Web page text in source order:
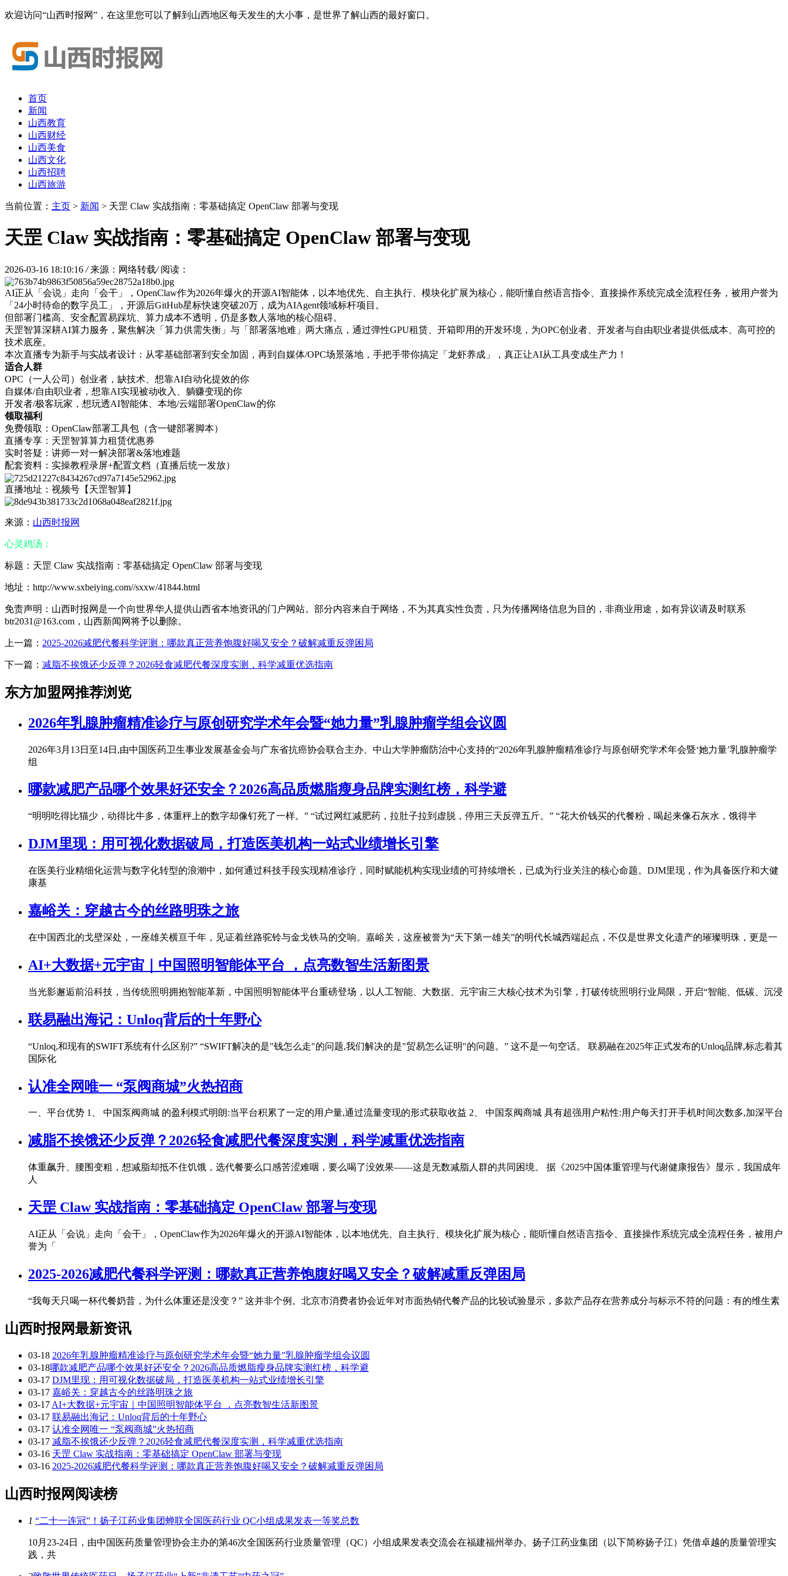
欢迎访问“山西时报网”，在这里您可以了解到山西地区每天发生的大小事，是世界了解山西的最好窗口。
首页
新闻
山西教育
山西财经
山西美食
山西文化
山西招聘
山西旅游
当前位置： 主页 > 新闻 > 天罡 Claw 实战指南：零基础搞定 OpenClaw 部署与变现
天罡 Claw 实战指南：零基础搞定 OpenClaw 部署与变现
2026-03-16 18:10:16 / 来源：网络转载/ 阅读：
AI正从「会说」走向「会干」，OpenClaw作为2026年爆火的开源AI智能体，以本地优先、自主执行、模块化扩展为核心，能听懂自然语言指令、直接操作系统完成全流程任务，被用户誉为
「24小时待命的数字员工」，开源后GitHub星标快速突破20万，成为AIAgent领域标杆项目。
但部署门槛高、安全配置易踩坑、算力成本不透明，仍是多数人落地的核心阻碍。
天罡智算深耕AI算力服务，聚焦解决「算力供需失衡」与「部署落地难」两大痛点，通过弹性GPU租赁、开箱即用的开发环境，为OPC创业者、开发者与自由职业者提供低成本、高可控的
技术底座。
本次直播专为新手与实战者设计：从零基础部署到安全加固，再到自媒体/OPC场景落地，手把手带你搞定「龙虾养成」，真正让AI从工具变成生产力！
适合人群
OPC（一人公司）创业者，缺技术、想靠AI自动化提效的你
自媒体/自由职业者，想靠AI实现被动收入、躺赚变现的你
开发者/极客玩家，想玩透AI智能体、本地/云端部署OpenClaw的你
领取福利
免费领取：OpenClaw部署工具包（含一键部署脚本）
直播专享：天罡智算算力租赁优惠券
实时答疑：讲师一对一解决部署&落地难题
配套资料：实操教程录屏+配置文档（直播后统一发放）
直播地址：视频号【天罡智算】
来源： 山西时报网
心灵鸡汤：
标题：天罡 Claw 实战指南：零基础搞定 OpenClaw 部署与变现
地址：http://www.sxbeiying.com//sxxw/41844.html
免责声明：山西时报网是一个向世界华人提供山西省本地资讯的门户网站。部分内容来自于网络，不为其真实性负责，只为传播网络信息为目的，非商业用途，如有异议请及时联系
btr2031@163.com，山西新闻网将予以删除。
上一篇： 2025-2026减肥代餐科学评测：哪款真正营养饱腹好喝又安全？破解减重反弹困局
下一篇： 减脂不挨饿还少反弹？2026轻食减肥代餐深度实测，科学减重优选指南
东方加盟网推荐浏览
2026年乳腺肿瘤精准诊疗与原创研究学术年会暨“她力量”乳腺肿瘤学组会议圆
2026年3月13日至14日,由中国医药卫生事业发展基金会与广东省抗癌协会联合主办、中山大学肿瘤防治中心支持的“2026年乳腺肿瘤精准诊疗与原创研究学术年会暨‘她力量’乳腺肿瘤学
组
​哪款减肥产品哪个效果好还安全？2026高品质燃脂瘦身品牌实测红榜，科学避
“明明吃得比猫少，动得比牛多，体重秤上的数字却像钉死了一样。” “试过网红减肥药，拉肚子拉到虚脱，停用三天反弹五斤。” “花大价钱买的代餐粉，喝起来像石灰水，饿得半
DJM里现：用可视化数据破局，打造医美机构一站式业绩增长引擎
在医美行业精细化运营与数字化转型的浪潮中，如何通过科技手段实现精准诊疗，同时赋能机构实现业绩的可持续增长，已成为行业关注的核心命题。DJM里现，作为具备医疗和大健
康基
嘉峪关：穿越古今的丝路明珠之旅
在中国西北的戈壁深处，一座雄关横亘千年，见证着丝路驼铃与金戈铁马的交响。嘉峪关，这座被誉为“天下第一雄关”的明代长城西端起点，不仅是世界文化遗产的璀璨明珠，更是一
AI+大数据+元宇宙｜中国照明智能体平台 ，点亮数智生活新图景
当光影邂逅前沿科技，当传统照明拥抱智能革新，中国照明智能体平台重磅登场，以人工智能、大数据、元宇宙三大核心技术为引擎，打破传统照明行业局限，开启“智能、低碳、沉浸
联易融出海记：Unloq背后的十年野心
“Unloq,和现有的SWIFT系统有什么区别?” “SWIFT解决的是"钱怎么走"的问题,我们解决的是"贸易怎么证明"的问题。” 这不是一句空话。 联易融在2025年正式发布的Unloq品牌,标志着其
国际化
认准全网唯一 “泵阀商城”火热招商
一、平台优势 1、 中国泵阀商城 的盈利模式明朗:当平台积累了一定的用户量,通过流量变现的形式获取收益 2、 中国泵阀商城 具有超强用户粘性:用户每天打开手机时间次数多,加深平台
减脂不挨饿还少反弹？2026轻食减肥代餐深度实测，科学减重优选指南
体重飙升、腰围变粗，想减脂却抵不住饥饿，选代餐要么口感苦涩难咽，要么喝了没效果——这是无数减脂人群的共同困境。 据《2025中国体重管理与代谢健康报告》显示，我国成年
人
天罡 Claw 实战指南：零基础搞定 OpenClaw 部署与变现
AI正从「会说」走向「会干」，OpenClaw作为2026年爆火的开源AI智能体，以本地优先、自主执行、模块化扩展为核心，能听懂自然语言指令、直接操作系统完成全流程任务，被用户
誉为「
2025-2026减肥代餐科学评测：哪款真正营养饱腹好喝又安全？破解减重反弹困局
“我每天只喝一杯代餐奶昔，为什么体重还是没变？” 这并非个例。北京市消费者协会近年对市面热销代餐产品的比较试验显示，多款产品存在营养成分与标示不符的问题：有的维生素
山西时报网最新资讯
03-18 2026年乳腺肿瘤精准诊疗与原创研究学术年会暨“她力量”乳腺肿瘤学组会议圆
03-18​哪款减肥产品哪个效果好还安全？2026高品质燃脂瘦身品牌实测红榜，科学避
03-17 DJM里现：用可视化数据破局，打造医美机构一站式业绩增长引擎
03-17 嘉峪关：穿越古今的丝路明珠之旅
03-17 AI+大数据+元宇宙｜中国照明智能体平台 ，点亮数智生活新图景
03-17 联易融出海记：Unloq背后的十年野心
03-17 认准全网唯一 “泵阀商城”火热招商
03-17 减脂不挨饿还少反弹？2026轻食减肥代餐深度实测，科学减重优选指南
03-16 天罡 Claw 实战指南：零基础搞定 OpenClaw 部署与变现
03-16 2025-2026减肥代餐科学评测：哪款真正营养饱腹好喝又安全？破解减重反弹困局
山西时报网阅读榜
1 “二十一连冠”！扬子江药业集团蝉联全国医药行业 QC小组成果发表一等奖总数
10月23-24日，由中国医药质量管理协会主办的第46次全国医药行业质量管理（QC）小组成果发表交流会在福建福州举办。扬子江药业集团（以下简称扬子江）凭借卓越的质量管理实
践，共